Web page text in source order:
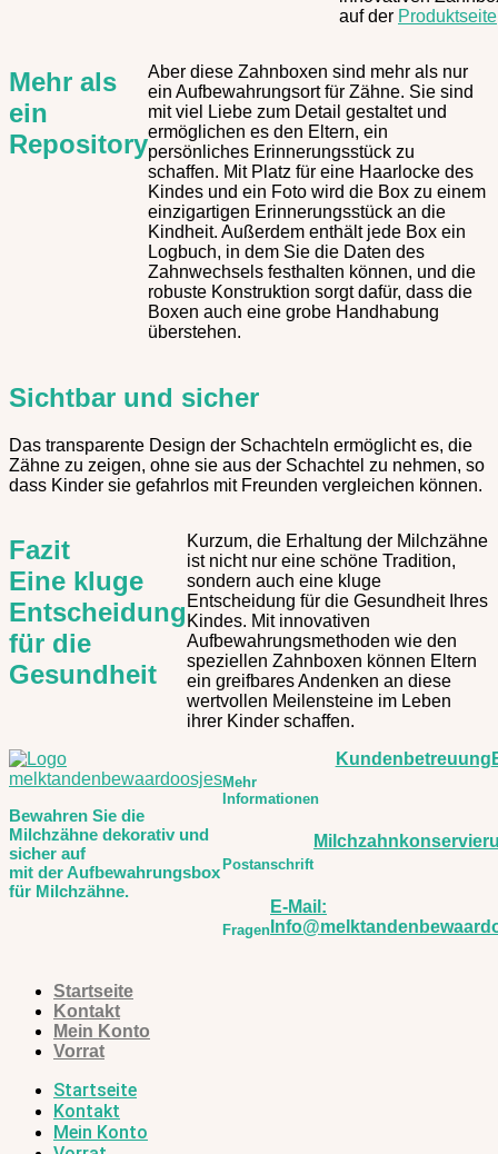
auf der Produktseite
Mehr als
ein
Repository
Aber diese Zahnboxen sind mehr als nur
ein Aufbewahrungsort für Zähne. Sie sind
mit viel Liebe zum Detail gestaltet und
ermöglichen es den Eltern, ein
persönliches Erinnerungsstück zu
schaffen. Mit Platz für eine Haarlocke des
Kindes und ein Foto wird die Box zu einem
einzigartigen Erinnerungsstück an die
Kindheit. Außerdem enthält jede Box ein
Logbuch, in dem Sie die Daten des
Zahnwechsels festhalten können, und die
robuste Konstruktion sorgt dafür, dass die
Boxen auch eine grobe Handhabung
überstehen.
Sichtbar und sicher
Das transparente Design der Schachteln ermöglicht es, die
Zähne zu zeigen, ohne sie aus der Schachtel zu nehmen, so
dass Kinder sie gefahrlos mit Freunden vergleichen können.
Fazit
Eine kluge
Entscheidung
für die
Gesundheit
Kurzum, die Erhaltung der Milchzähne
ist nicht nur eine schöne Tradition,
sondern auch eine kluge
Entscheidung für die Gesundheit Ihres
Kindes. Mit innovativen
Aufbewahrungsmethoden wie den
speziellen Zahnboxen können Eltern
ein greifbares Andenken an diese
wertvollen Meilensteine im Leben
ihrer Kinder schaffen.
Bewahren Sie die
Milchzähne dekorativ und
sicher auf
mit der Aufbewahrungsbox
für Milchzähne.
Mehr
Informationen
Kundenbetreuung
Postanschrift
Fragen
E-Mail:
Startseite
Kontakt
Mein Konto
Vorrat
Startseite
Kontakt
Mein Konto